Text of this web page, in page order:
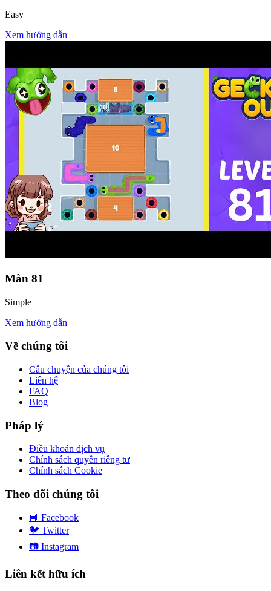
Easy
Xem hướng dẫn
Màn 81
Simple
Xem hướng dẫn
Về chúng tôi
Câu chuyện của chúng tôi
Liên hệ
FAQ
Blog
Pháp lý
Điều khoản dịch vụ
Chính sách quyền riêng tư
Chính sách Cookie
Theo dõi chúng tôi
📘 Facebook
🐦 Twitter
📷 Instagram
Liên kết hữu ích